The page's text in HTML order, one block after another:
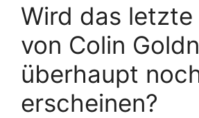
r
t
e
Wird das letzte
von Colin
überhaupt
erscheinen?